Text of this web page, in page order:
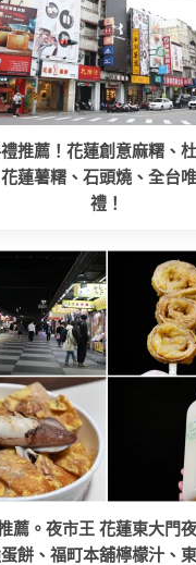
推薦！花蓮創意麻糬、
蓮薯糬、石頭燒、全台
禮！
薦。夜市王 花蓮東大門
餅、福町本舖檸檬汁、